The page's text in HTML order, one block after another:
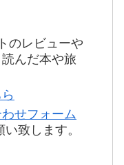
のレビューや
んだ本や旅
せフォーム
い致します。